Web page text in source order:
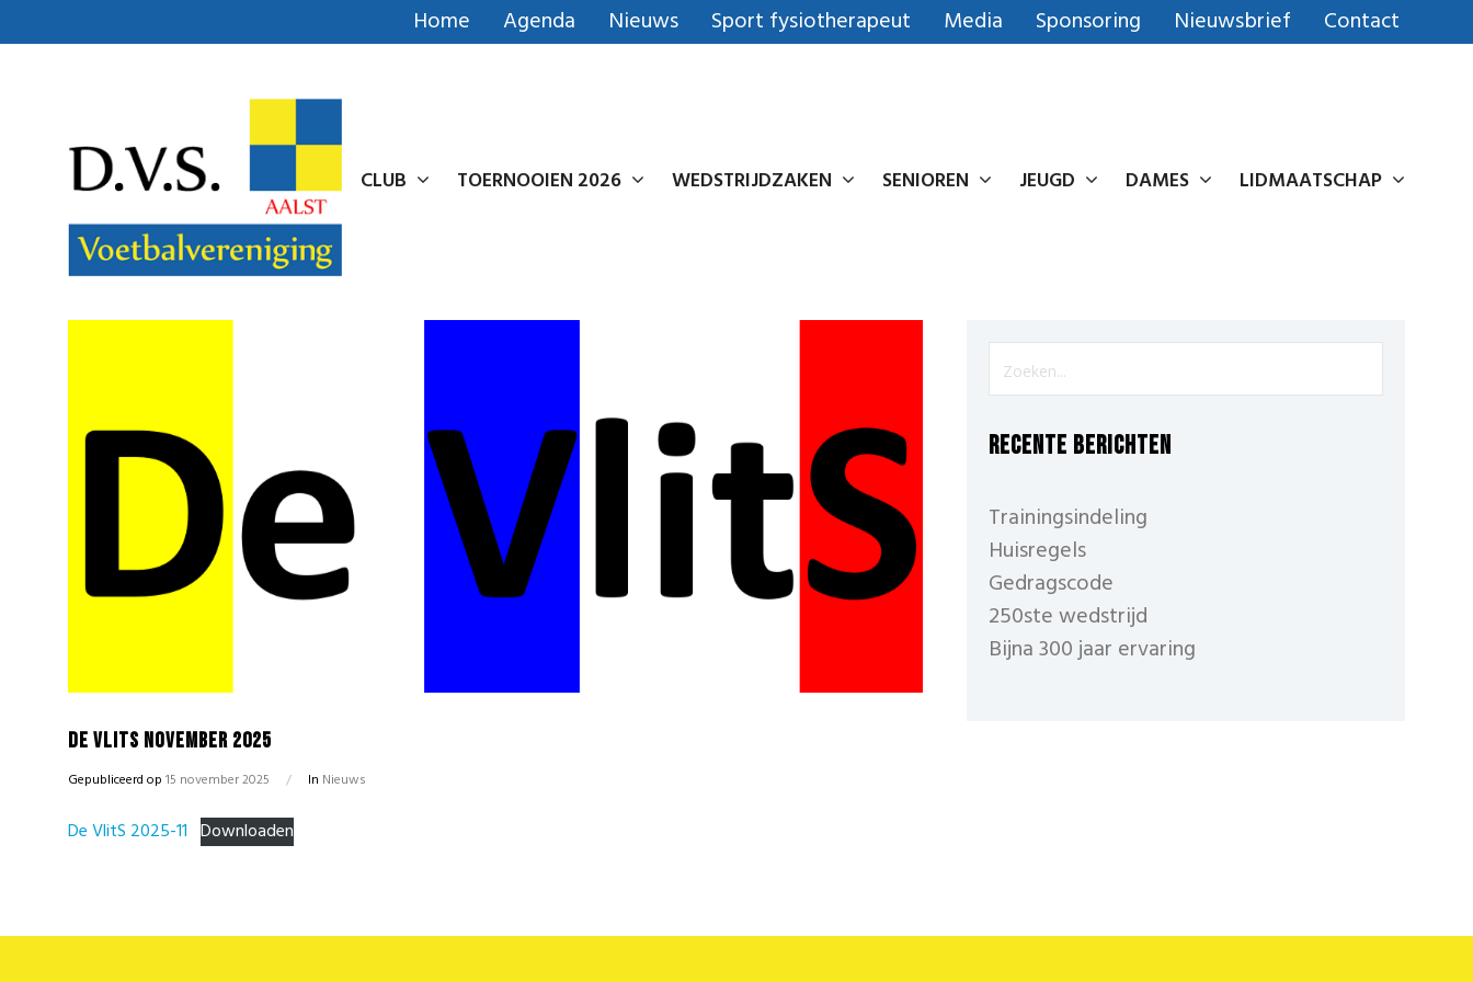
Home Agenda Nieuws Sport fysiotherapeut Media Sponsoring Nieuwsbrief Contact
CLUB TOERNOOIEN 2026 WEDSTRIJDZAKEN SENIOREN JEUGD DAMES LIDMAATSCHAP
De Vlits november 2025
Gepubliceerd op 15 november 2025 / In Nieuws
De VlitS 2025-11 Downloaden
Recente berichten
Trainingsindeling
Huisregels
Gedragscode
250ste wedstrijd
Bijna 300 jaar ervaring